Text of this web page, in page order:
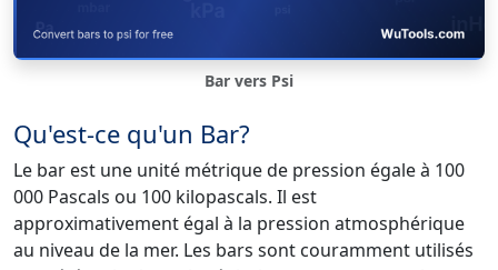
Bar vers Psi
Qu'est-ce qu'un Bar?
Le bar est une unité métrique de pression égale à 100
000 Pascals ou 100 kilopascals. Il est
approximativement égal à la pression atmosphérique
au niveau de la mer. Les bars sont couramment utilisés